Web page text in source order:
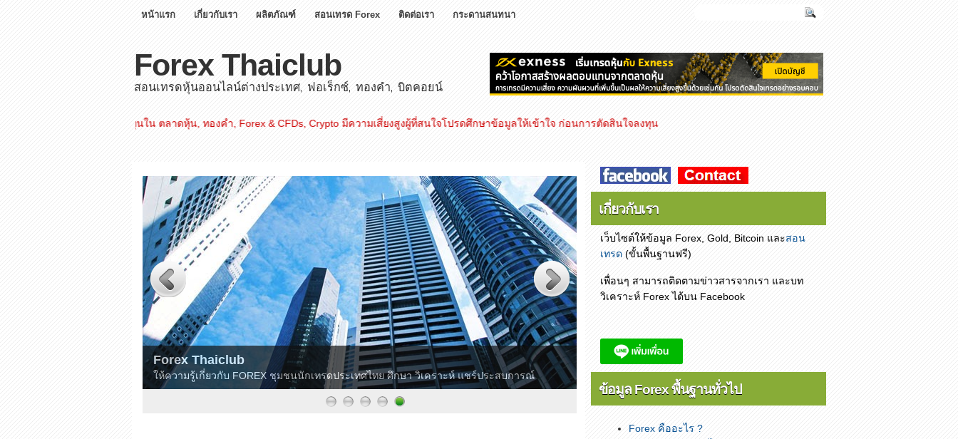
หน้าแรก เกี่ยวกับเรา ผลิตภัณฑ์ สอนเทรด Forex ติดต่อเรา กระดานสนทนา
Forex Thaiclub
สอนเทรดหุ้นออนไลน์ต่างประเทศ, ฟอเร็กซ์, ทองคำ, บิตคอยน์
คำเตือน : การลงทุนใน ตลาดหุ้น, ทองคำ, Forex & CFDs, Crypto มีความเสี่ยงสูงผู้ที่สนใจโปรดศึกษาข้อมูลให้เข้าใจ ก่อนการตัดสินใจลงทุน
Forex Thaiclub
ให้ความรู้เกี่ยวกับ FOREX ชุมชนนักเทรดประเทศไทย ศึกษา วิเคราะห์ แชร์ประสบการณ์
เกี่ยวกับเรา
เว็บไซต์ให้ข้อมูล Forex, Gold, Bitcoin และสอน
เทรด (ขั้นพื้นฐานฟรี)
เพื่อนๆ สามารถติดตามข่าวสารจากเรา และบท
วิเคราะห์ Forexได้บน Facebook
ข้อมูล Forex พื้นฐานทั่วไป
Forex คืออะไร ?